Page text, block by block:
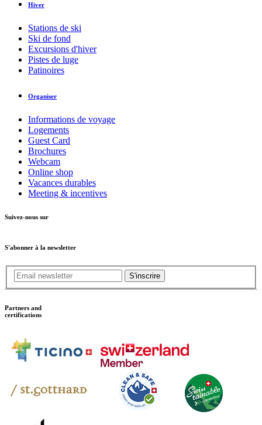
Hiver
Stations de ski
Ski de fond
Excursions d'hiver
Pistes de luge
Patinoires
Organiser
Informations de voyage
Logements
Guest Card
Brochures
Webcam
Online shop
Vacances durables
Meeting & incentives
Suivez-nous sur
S'abonner à la newsletter
S'inscrire
Partners and
certifications